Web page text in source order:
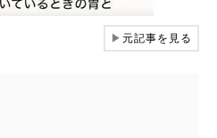
▶元記事を見る